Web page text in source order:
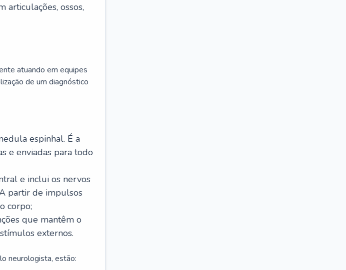
articulações, ossos,
atuando em equipes
de um diagnóstico
espinhal. É a
e enviadas para todo
e inclui os nervos
partir de impulsos
corpo;
que mantêm o
externos.
neurologista, estão: